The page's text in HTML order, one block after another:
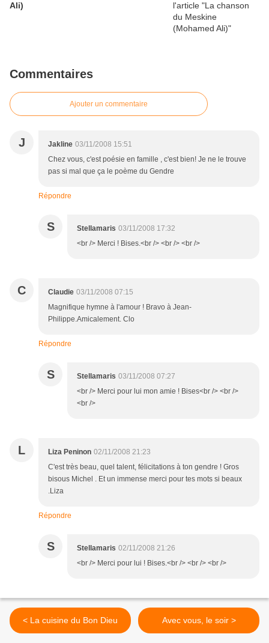
Ali)
Commentaires
Ajouter un commentaire
J Jakline 03/11/2008 15:51
Chez vous, c'est poésie en famille , c'est bien! Je ne le trouve
pas si mal que ça le poème du Gendre
Répondre
S Stellamaris 03/11/2008 17:32
<br /> Merci ! Bises.<br /> <br /> <br />
C Claudie 03/11/2008 07:15
Magnifique hymne à l'amour ! Bravo à Jean-
Philippe.Amicalement. Clo
Répondre
S Stellamaris 03/11/2008 07:27
<br /> Merci pour lui mon amie ! Bises<br /> <br />
<br />
L Liza Peninon 02/11/2008 21:23
C'est très beau, quel talent, félicitations à ton gendre ! Gros
bisous Michel . Et un immense merci pour tes mots si beaux
.Liza
Répondre
S Stellamaris 02/11/2008 21:26
<br /> Merci pour lui ! Bises.<br /> <br /> <br />
< La cuisine du Bon Dieu Avec vous, le soir >